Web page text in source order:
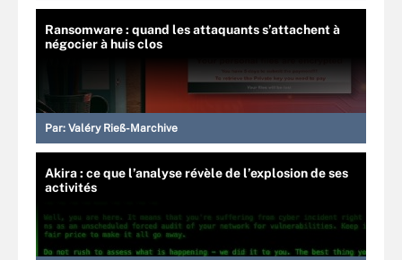
Ransomware : quand les attaquants s’attachent à
négocier à huis clos
Par: Valéry Rieß-Marchive
Akira : ce que l’analyse révèle de l’explosion de ses
activités